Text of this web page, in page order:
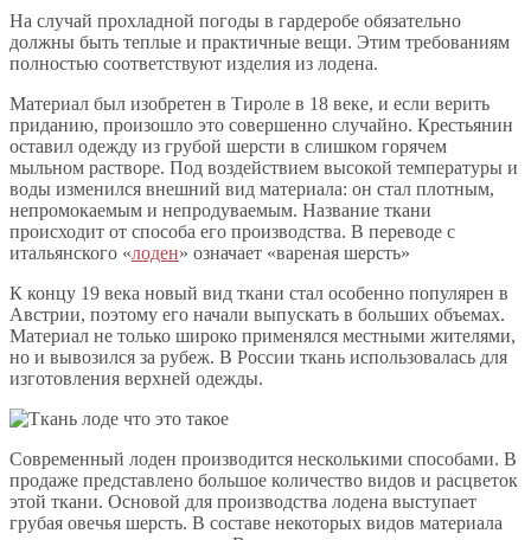
На случай прохладной погоды в гардеробе обязательно
должны быть теплые и практичные вещи. Этим требованиям
полностью соответствуют изделия из лодена.
Материал был изобретен в Тироле в 18 веке, и если верить
приданию, произошло это совершенно случайно. Крестьянин
оставил одежду из грубой шерсти в слишком горячем
мыльном растворе. Под воздействием высокой температуры и
воды изменился внешний вид материала: он стал плотным,
непромокаемым и непродуваемым. Название ткани
происходит от способа его производства. В переводе с
итальянского «лоден» означает «вареная шерсть»
К концу 19 века новый вид ткани стал особенно популярен в
Австрии, поэтому его начали выпускать в больших объемах.
Материал не только широко применялся местными жителями,
но и вывозился за рубеж. В России ткань использовалась для
изготовления верхней одежды.
Современный лоден производится несколькими способами. В
продаже представлено большое количество видов и расцветок
этой ткани. Основой для производства лодена выступает
грубая овечья шерсть. В составе некоторых видов материала